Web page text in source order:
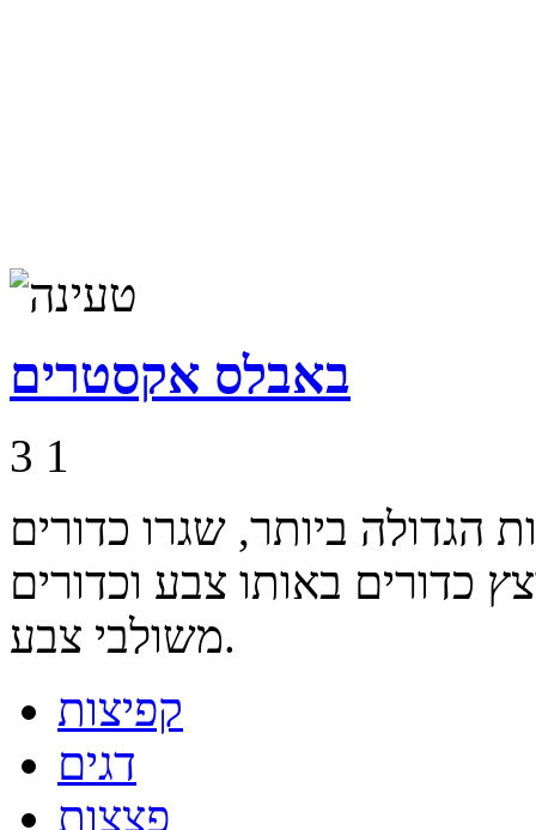
באבלס אקסטרים
3 1
הגדולה ביותר, שגרו כדורים
כדורים באותו צבע וכדורים
משולבי צבע.
קפיצות
דגים
פצצות